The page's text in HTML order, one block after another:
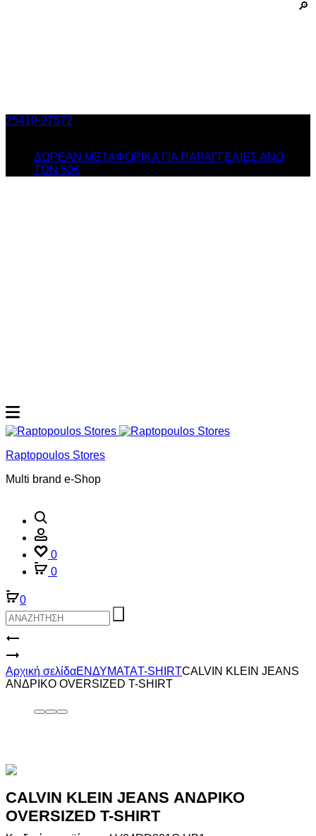
25410-27572
ΔΩΡΕΑΝ ΜΕΤΑΦΟΡΙΚΑ ΓΙΑ ΠΑΡΑΓΓΕΛΙΕΣ ΑΝΩ
ΤΩΝ 50€
Raptopoulos Stores
Multi brand e-Shop
0
0
0
Product
navigation
ΑΝΔΡΙΚΟ
T-
CALVIN
KLEIN
JEANS
ΑΝΔΡΙΚΟ
Αρχική σελίδαΕΝΔΥΜΑΤΑT-SHIRTCALVIN KLEIN JEANS
ΑΝΔΡΙΚΟ OVERSIZED T-SHIRT
CALVIN KLEIN JEANS ΑΝΔΡΙΚΟ
OVERSIZED T-SHIRT